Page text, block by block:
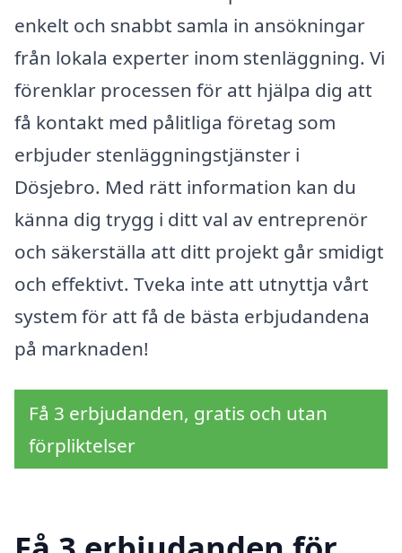
enkelt och snabbt samla in ansökningar
från lokala experter inom stenläggning. Vi
förenklar processen för att hjälpa dig att
få kontakt med pålitliga företag som
erbjuder stenläggningstjänster i
Dösjebro. Med rätt information kan du
känna dig trygg i ditt val av entreprenör
och säkerställa att ditt projekt går smidigt
och effektivt. Tveka inte att utnyttja vårt
system för att få de bästa erbjudandena
på marknaden!
Få 3 erbjudanden, gratis och utan
förpliktelser